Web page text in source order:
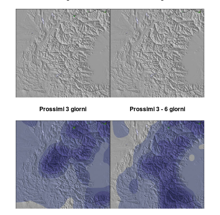
Prossimi 3 giorni Prossimi 3 - 6 giorni